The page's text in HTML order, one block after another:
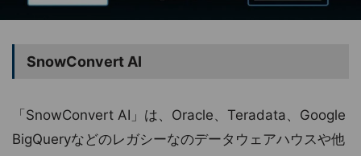
SnowConvert AI
「SnowConvert AI」は、Oracle、Teradata、Google
BigQueryなどのレガシーなのデータウェアハウスや他